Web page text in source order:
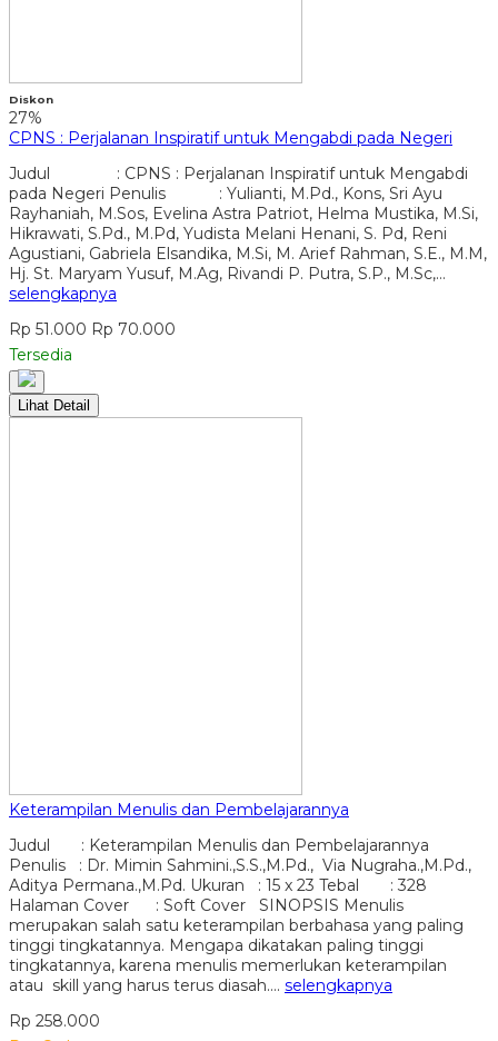
Diskon
27%
CPNS : Perjalanan Inspiratif untuk Mengabdi pada Negeri
Judul : CPNS : Perjalanan Inspiratif untuk Mengabdi
pada Negeri Penulis : Yulianti, M.Pd., Kons, Sri Ayu
Rayhaniah, M.Sos, Evelina Astra Patriot, Helma Mustika, M.Si,
Hikrawati, S.Pd., M.Pd, Yudista Melani Henani, S. Pd, Reni
Agustiani, Gabriela Elsandika, M.Si, M. Arief Rahman, S.E., M.M,
Hj. St. Maryam Yusuf, M.Ag, Rivandi P. Putra, S.P., M.Sc,…
selengkapnya
Rp 51.000 Rp 70.000
Tersedia
Lihat Detail
Keterampilan Menulis dan Pembelajarannya
Judul : Keterampilan Menulis dan Pembelajarannya
Penulis : Dr. Mimin Sahmini.,S.S.,M.Pd., Via Nugraha.,M.Pd.,
Aditya Permana.,M.Pd. Ukuran : 15 x 23 Tebal : 328
Halaman Cover : Soft Cover SINOPSIS Menulis
merupakan salah satu keterampilan berbahasa yang paling
tinggi tingkatannya. Mengapa dikatakan paling tinggi
tingkatannya, karena menulis memerlukan keterampilan
atau skill yang harus terus diasah…. selengkapnya
Rp 258.000